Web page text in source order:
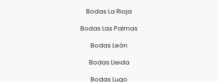
Bodas La Rioja
Bodas Las Palmas
Bodas León
Bodas Lleida
Bodas Lugo